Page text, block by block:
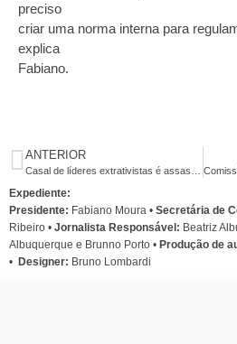
preciso
criar uma norma interna para
explica
Fabiano.
ANTERIOR
Expediente:
Presidente: Fabiano Moura • Secretária de
Ribeiro • Jornalista Responsável: Beatriz
Albuquerque e Brunno Porto • Produção de
• Designer: Bruno Lombardi